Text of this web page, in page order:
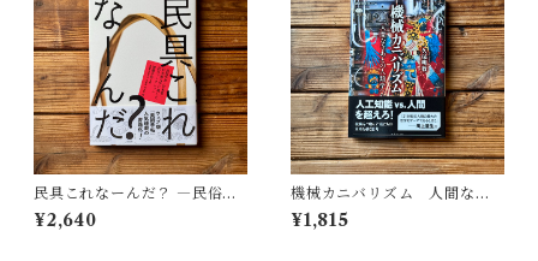
民具これなーんだ？ ―民俗学
者・宮本常一が美術大学に遺
した民具コレクション | 加藤幸
¥2,640
機械カニバリズム 人間なき
あとの人類学へ｜久保 明教
¥1,815